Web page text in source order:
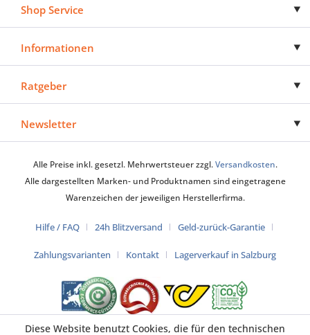
Shop Service
Informationen
Ratgeber
Newsletter
Alle Preise inkl. gesetzl. Mehrwertsteuer zzgl.Versandkosten.
Alle dargestellten Marken- und Produktnamen sind eingetragene
Warenzeichen der jeweiligen Herstellerfirma.
Hilfe / FAQ 24h Blitzversand Geld-zurück-Garantie
Zahlungsvarianten Kontakt Lagerverkauf in Salzburg
Diese Website benutzt Cookies, die für den technischen